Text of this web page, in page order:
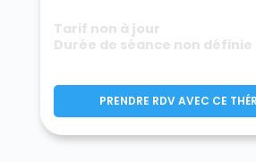
Tarif non à jour
Durée de séance non définie
PRENDRE RDV AVEC CE